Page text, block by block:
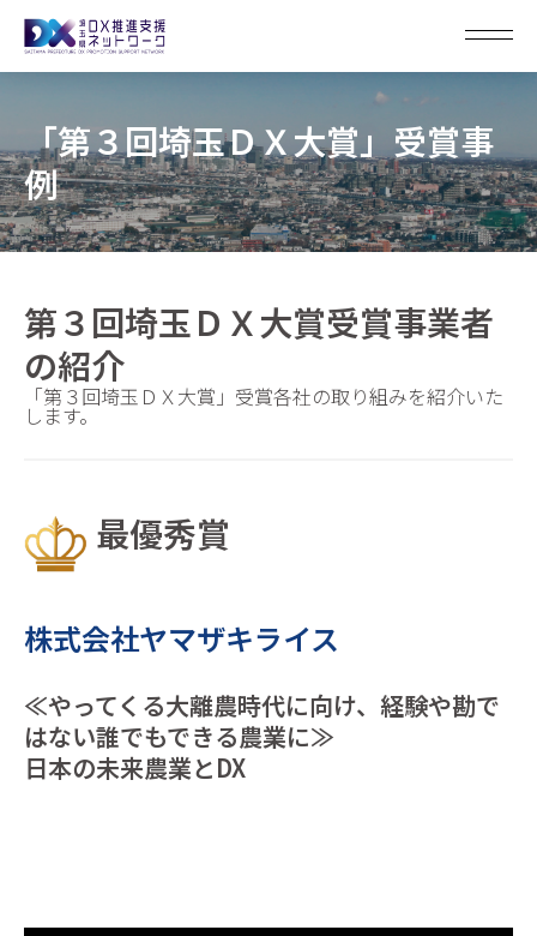
応募フォーム
NEWS
取組事例紹介
表彰式開催結果
「第３回埼玉ＤＸ大賞」受賞事
例
第３回埼玉ＤＸ大賞受賞事業者
の紹介
「第３回埼玉ＤＸ大賞」受賞各社の取り組みを紹介いた
します。
最優秀賞
株式会社ヤマザキライス
≪やってくる大離農時代に向け、経験や勘で
はない誰でもできる農業に≫
日本の未来農業とDX